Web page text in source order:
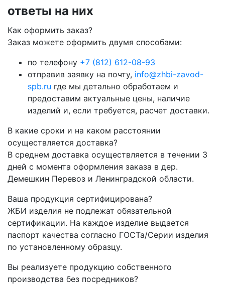
ответы на них
Как оформить заказ?
Заказ можете оформить двумя способами:
по телефону +7 (812) 612-08-93
отправив заявку на почту, info@zhbi-zavod-
spb.ru где мы детально обработаем и
предоставим актуальные цены, наличие
изделий и, если требуется, расчет доставки.
В какие сроки и на каком расстоянии
осуществляется доставка?
В среднем доставка осуществляется в течении 3
дней с момента оформления заказа в дер.
Демешкин Перевоз и Ленинградской области.
Ваша продукция сертифицирована?
ЖБИ изделия не подлежат обязательной
сертификации. На каждое изделие выдается
паспорт качества согласно ГОСТа/Серии изделия
по установленному образцу.
Вы реализуете продукцию собственного
производства без посредников?